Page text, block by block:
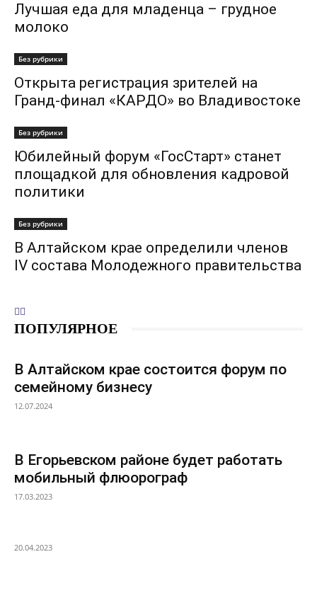
Лучшая еда для младенца – грудное
молоко
Без рубрики
Открыта регистрация зрителей на
Гранд-финал «КАРДО» во Владивостоке
Без рубрики
Юбилейный форум «ГосСтарт» станет
площадкой для обновления кадровой
политики
Без рубрики
В Алтайском крае определили членов
IV состава Молодежного правительства
ПОПУЛЯРНОЕ
В Алтайском крае состоится форум по
семейному бизнесу
12.07.2024
В Егорьевском районе будет работать
мобильный флюорограф
17.03.2023
20.04.2023